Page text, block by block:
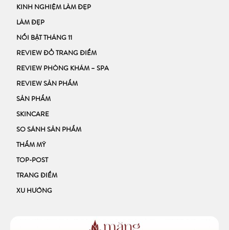
KINH NGHIỆM LÀM ĐẸP
LÀM ĐẸP
NỔI BẬT THÁNG 11
REVIEW ĐỒ TRANG ĐIỂM
REVIEW PHÒNG KHÁM – SPA
REVIEW SẢN PHẨM
SẢN PHẨM
SKINCARE
SO SÁNH SẢN PHẨM
THẨM MỸ
TOP-POST
TRANG ĐIỂM
XU HƯỚNG